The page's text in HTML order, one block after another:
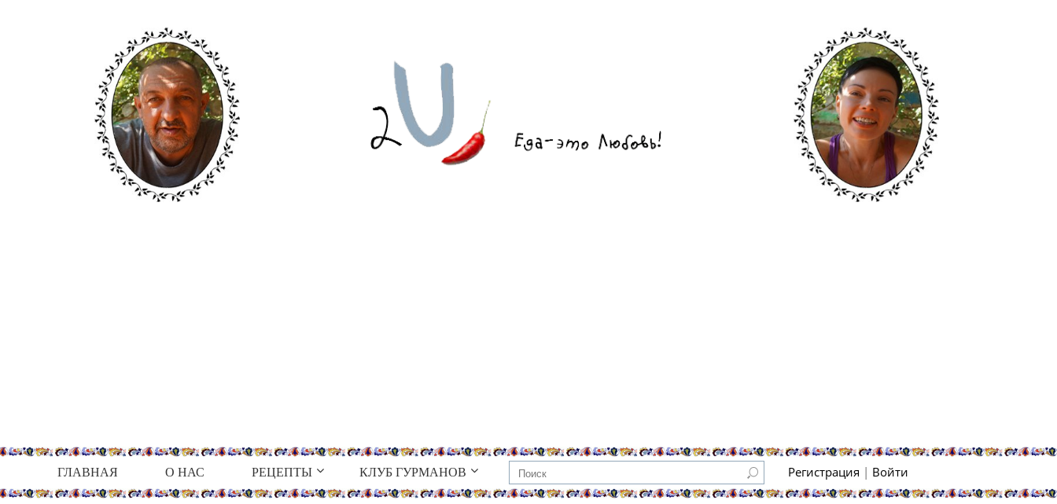
Регистрация | Войти
ГЛАВНАЯ О НАС РЕЦЕПТЫ КЛУБ ГУРМАНОВ